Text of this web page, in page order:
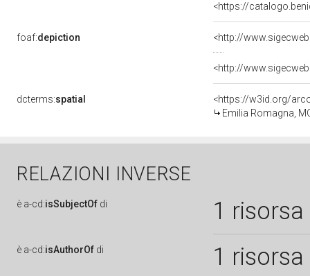
<https://
foaf:depiction <http://
<http://
dcterms:spatial
<https://w3id.org/
Emilia Romagna,
RELAZIONI INVERSE
è a-cd:isSubjectOf di 1 risorsa
è a-cd:isAuthorOf di 1 risorsa